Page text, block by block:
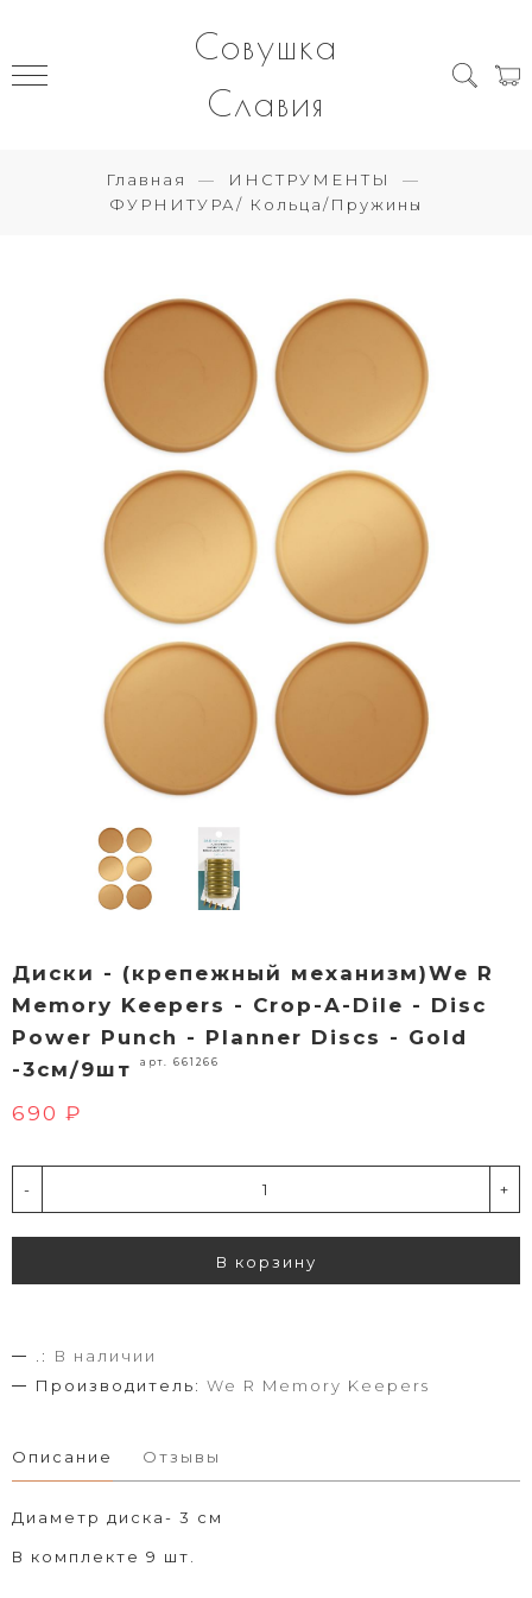
Совушка
Славия
Главная
ИНСТРУМЕНТЫ
ФУРНИТУРА/ Кольца/Пружины
Диски - (крепежный механизм)We R
Memory Keepers - Crop-A-Dile - Disc
Power Punch - Planner Discs - Gold
-3см/9шт
арт. 661266
690 ₽
- +
В корзину
.:
В наличии
Производитель: We R Memory Keepers
Описание Отзывы
Диаметр диска- 3 см
В комплекте 9 шт.